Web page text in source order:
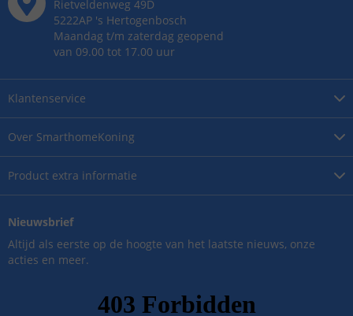
Over SmarthomeKoning
Product extra informatie
Klantenservice
Rietveldenweg 49D
5222AP 's Hertogenbosch
Maandag t/m zaterdag geopend
van 09.00 tot 17.00 uur
Nieuwsbrief
Altijd als eerste op de hoogte van het laatste nieuws, onze
acties en meer.